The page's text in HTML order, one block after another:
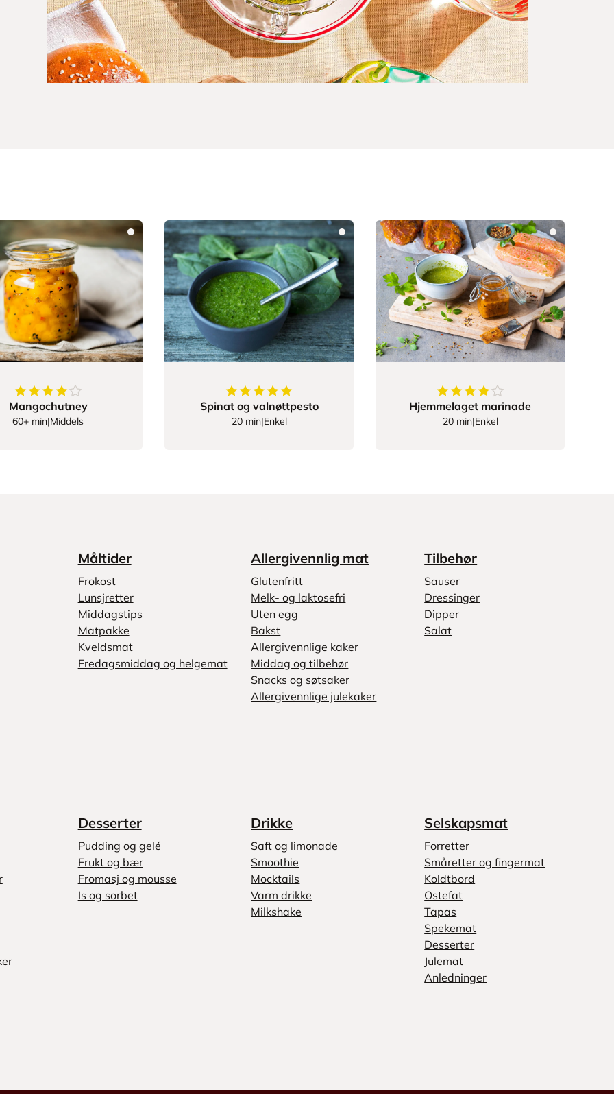
4.833333333333333
Mangochutney
60+ min|Middels
5av5stjerner
Spinat og valnøttpesto
20 min|Enkel
4.25av 5stjerner
Hjemmelaget marinade
20 min|Enkel
Måltider
Frokost
Lunsjretter
Middagstips
Matpakke
Kveldsmat
Fredagsmiddag og helgemat
Allergivennlig mat
Glutenfritt
Melk- og laktosefri
Uten egg
Bakst
Allergivennlige kaker
Middag og tilbehør
Snacks og søtsaker
Allergivennlige julekaker
Tilbehør
Sauser
Dressinger
Dipper
Salat
Desserter
Pudding og gelé
Frukt og bær
Fromasj og mousse
Is og sorbet
Drikke
Saft og limonade
Smoothie
Mocktails
Varm drikke
Milkshake
Selskapsmat
Forretter
Småretter og fingermat
Koldtbord
Ostefat
Tapas
Spekemat
Desserter
Julemat
Anledninger